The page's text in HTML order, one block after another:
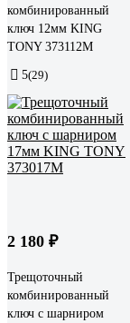
комбинированный
ключ 12мм KING
TONY 373112M
5(29)
2 180 ₽
Трещоточный
комбинированный
ключ с шарниром